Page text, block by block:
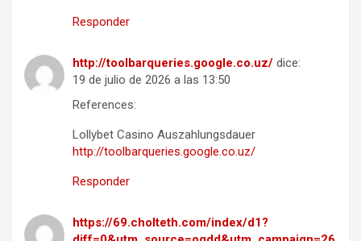
Responder
http://toolbarqueries.google.co.uz/ dice:
19 de julio de 2026 a las 13:50
References:
Lollybet Casino Auszahlungsdauer
http://toolbarqueries.google.co.uz/
Responder
https://69.cholteth.com/index/d1?